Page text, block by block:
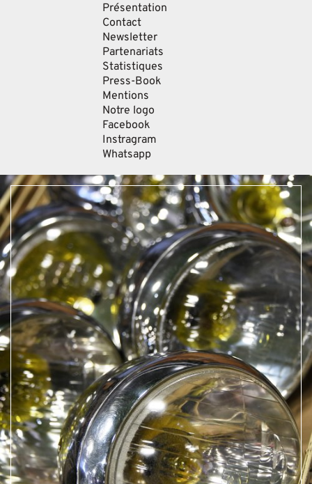
Présentation
Contact
Newsletter
Partenariats
Statistiques
Press-Book
Mentions
Notre logo
Facebook
Instragram
Whatsapp